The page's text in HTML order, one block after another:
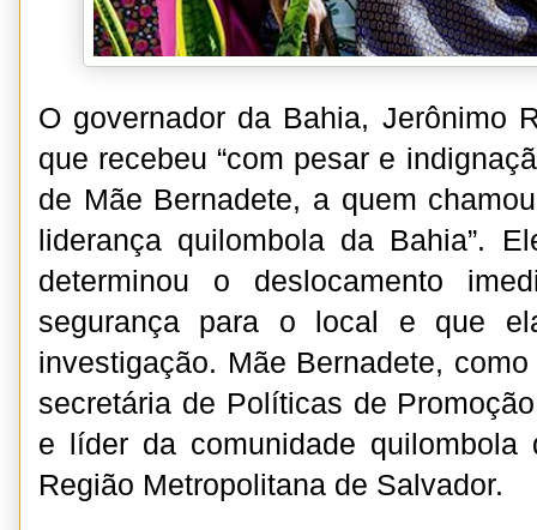
O governador da Bahia, Jerônimo
que recebeu “com pesar e
de Mãe Bernadete, a quem
liderança quilombola da Bahia”.
determinou o deslocamento
segurança para o local e que
investigação. Mãe Bernadete,
secretária de Políticas de
e líder da comunidade quilombola
Região Metropolitana de Salvador.